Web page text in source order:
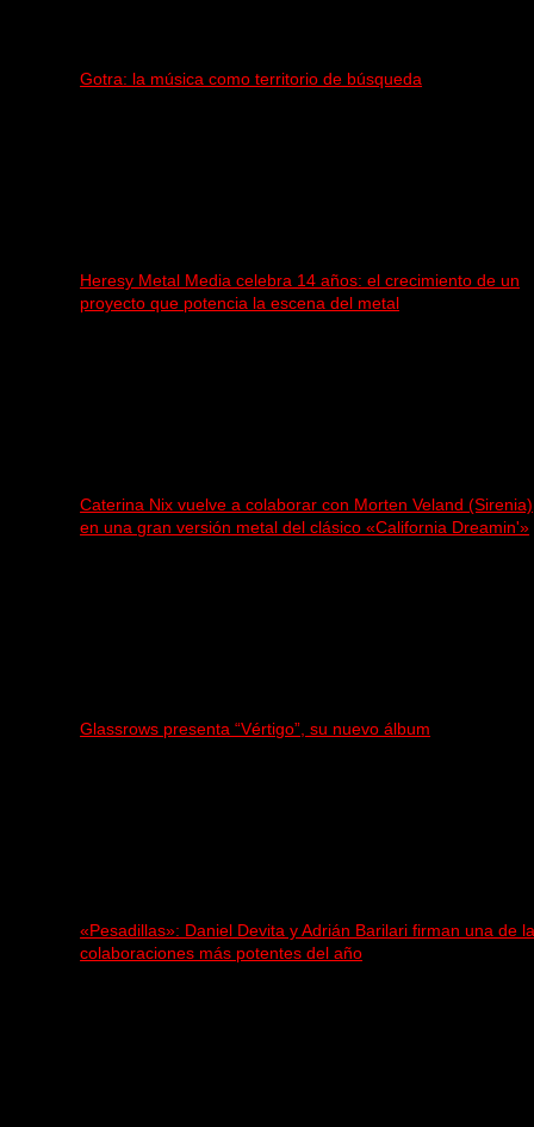
Gotra: la música como territorio de búsqueda
Heresy Metal Media celebra 14 años: el crecimiento de un
proyecto que potencia la escena del metal
Caterina Nix vuelve a colaborar con Morten Veland (Sirenia)
en una gran versión metal del clásico «California Dreamin'»
Glassrows presenta “Vértigo”, su nuevo álbum
«Pesadillas»: Daniel Devita y Adrián Barilari firman una de
colaboraciones más potentes del año